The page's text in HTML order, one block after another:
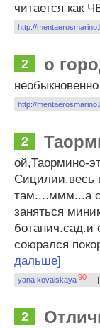
читается как
http://
2 о
http://
2
ой,Таормино-
Сицилии.весь
там....ммм...а
заняться
ботанич.сад.и
союрался
дальше]
yana kovalskaya90
2